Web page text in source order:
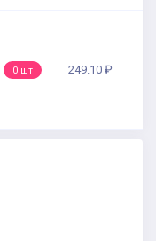
0 шт 249.10 ₽